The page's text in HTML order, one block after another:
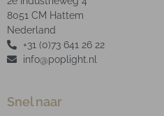
8051 CM Hattem
Nederland
+31 (0)73 641 26 22
info@poplight.nl
Snel naar